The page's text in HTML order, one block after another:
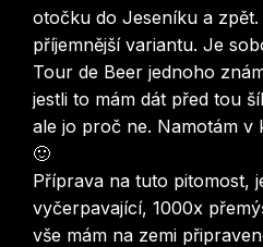
otočku do Jeseníku a zpět.
příjemnější variantu. Je
Tour de Beer jednoho
jestli to mám dát před tou
ale jo proč ne. Namotám v
🙂
Příprava na tuto pitomost,
vyčerpavající, 1000x
vše mám na zemi